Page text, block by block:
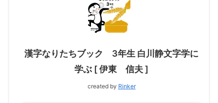
漢字なりたちブック 3年生 白川静文字学に
学ぶ [ 伊東 信夫 ]
created by Rinker